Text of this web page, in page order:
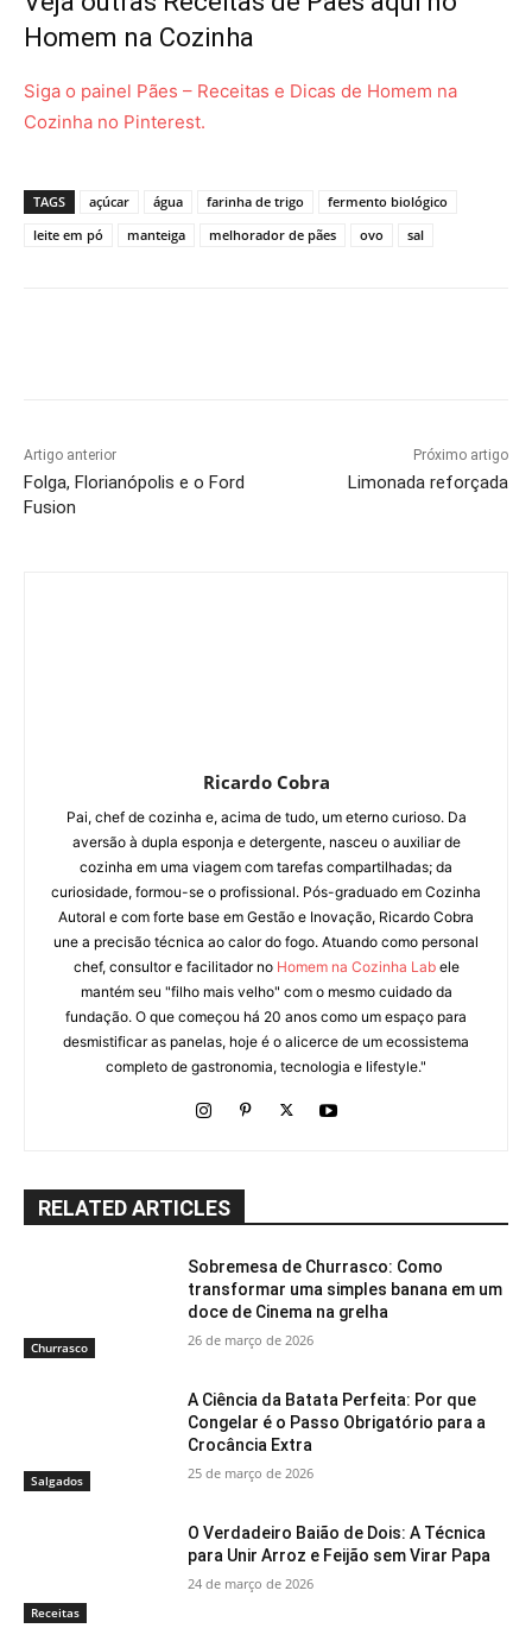
Homem na Cozinha
Siga o painel Pães – Receitas e Dicas de Homem na
Cozinha no Pinterest.
TAGS açúcar água farinha de trigo
fermento biológico
leite em pó
manteiga melhorador de pães ovo sal
Artigo anterior
Folga, Florianópolis e o Ford
Fusion
Próximo artigo
Limonada reforçada
Ricardo Cobra
Pai, chef de cozinha e, acima de tudo, um eterno curioso. Da
aversão à dupla esponja e detergente, nasceu o auxiliar de
cozinha em uma viagem com tarefas compartilhadas; da
curiosidade, formou-se o profissional. Pós-graduado em Cozinha
Autoral e com forte base em Gestão e Inovação, Ricardo Cobra
une a precisão técnica ao calor do fogo. Atuando como personal
chef, consultor e facilitador no Homem na Cozinha Labele
mantém seu "filho mais velho" com o mesmo cuidado da
fundação. O que começou há 20 anos como um espaço para
desmistificar as panelas, hoje é o alicerce de um ecossistema
completo de gastronomia, tecnologia e lifestyle."
RELATED ARTICLES
Churrasco
Sobremesa de Churrasco: Como
transformar uma simples banana em um
doce de Cinema na grelha
26 de março de 2026
Salgados
A Ciência da Batata Perfeita: Por que
Congelar é o Passo Obrigatório para a
Crocância Extra
25 de março de 2026
Receitas
O Verdadeiro Baião de Dois: A Técnica
para Unir Arroz e Feijão sem Virar Papa
24 de março de 2026